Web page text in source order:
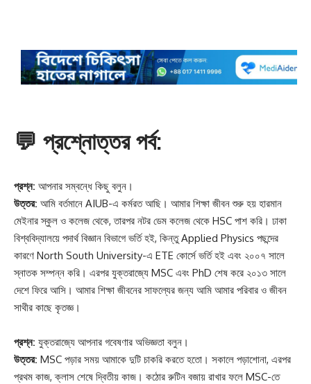
💬 প্রশ্নোত্তর পর্ব:
প্রশ্ন: আপনার সম্বন্ধে কিছু বলুন।
উত্তর: আমি বর্তমানে AIUB-এ কর্মরত আছি। আমার শিক্ষা জীবন শুরু হয় হারমান
মেইনার স্কুল ও কলেজ থেকে, তারপর নটর ডেম কলেজ থেকে HSC পাশ করি। ঢাকা
বিশ্ববিদ্যালয়ে পদার্থ বিজ্ঞান বিভাগে ভর্তি হই, কিন্তু Applied Physics পছন্দের
কারণে North South University-এ ETE কোর্সে ভর্তি হই এবং ২০০৭ সালে
স্নাতক সম্পন্ন করি। এরপর যুক্তরাজ্যে MSC এবং PhD শেষ করে ২০১৩ সালে
দেশে ফিরে আসি। আমার শিক্ষা জীবনের সাফল্যের জন্য আমি আমার পরিবার ও জীবন
সাথীর কাছে কৃতজ্ঞ।
প্রশ্ন: যুক্তরাজ্যে আপনার গবেষণার অভিজ্ঞতা বলুন।
উত্তর: MSC পড়ার সময় আমাকে দুটি চাকরি করতে হতো। সকালে পড়াশোনা, এরপর
প্রথম কাজ, ক্লাস শেষে দ্বিতীয় কাজ। কঠোর রুটিন বজায় রাখার ফলে MSC-তে